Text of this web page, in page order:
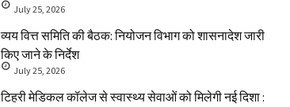
July 25, 2026
व्यय वित्त समिति की बैठक: नियोजन विभाग को शासनादेश जारी
किए जाने के निर्देश
July 25, 2026
टिहरी मेडिकल कॉलेज से स्वास्थ्य सेवाओं को मिलेगी नई दिशा :